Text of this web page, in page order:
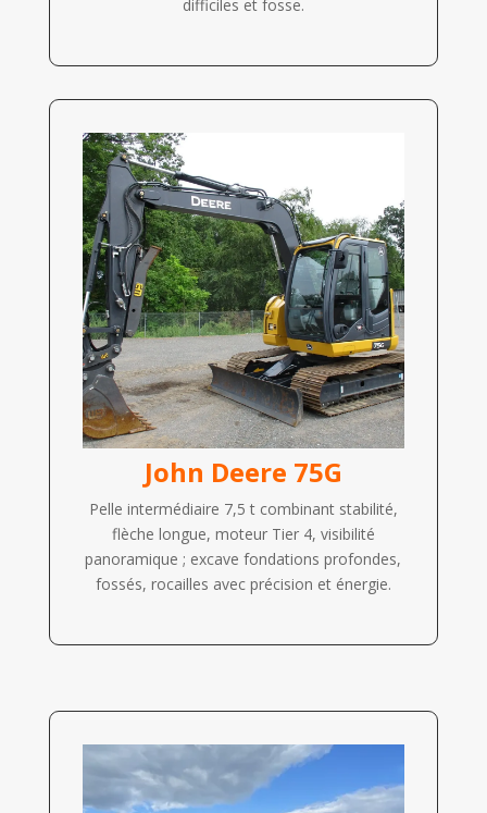
difficiles et fosse.
John Deere 75G
Pelle intermédiaire 7,5 t combinant stabilité,
flèche longue, moteur Tier 4, visibilité
panoramique ; excave fondations profondes,
fossés, rocailles avec précision et énergie.